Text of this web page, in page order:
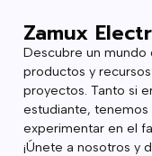
Zamux
Descubre un mundo
productos y
proyectos. Tanto si
estudiante,
experimentar en el
¡Únete a nosotros y